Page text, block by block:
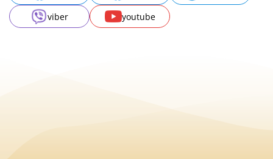
viber
youtube